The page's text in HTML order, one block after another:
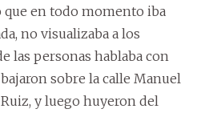
en todo momento iba
no visualizaba a los
las personas hablaba con
sobre la calle Manuel
y luego huyeron del